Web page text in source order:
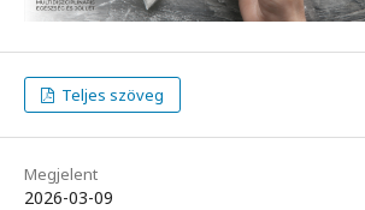
Teljes szöveg
Megjelent
2026-03-09